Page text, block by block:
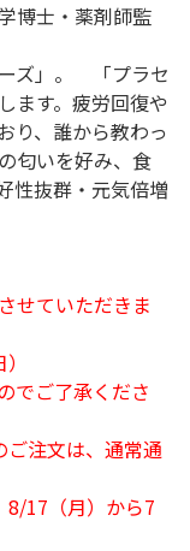
博士・薬剤師監
ズ」。 「プラセ
ます。疲労回復や
り、誰から教わっ
匂いを好み、食
性抜群・元気倍増
せていただきま
でご了承くださ
ご注文は、通常通
8/17（月）から7